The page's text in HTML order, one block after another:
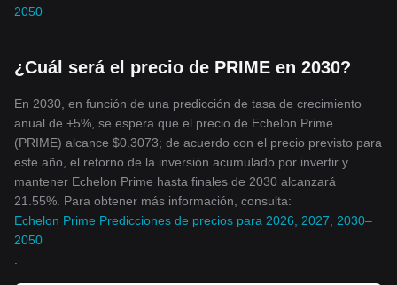
2050
¿Cuál será el precio de PRIME en 2030?
En 2030, en función de una predicción de tasa de crecimiento
anual de +5%, se espera que el precio de Echelon Prime
(PRIME) alcance $0.3073; de acuerdo con el precio previsto para
este año, el retorno de la inversión acumulado por invertir y
mantener Echelon Prime hasta finales de 2030 alcanzará
21.55%. Para obtener más información, consulta:
Echelon Prime Predicciones de precios para 2026, 2027, 2030–
2050